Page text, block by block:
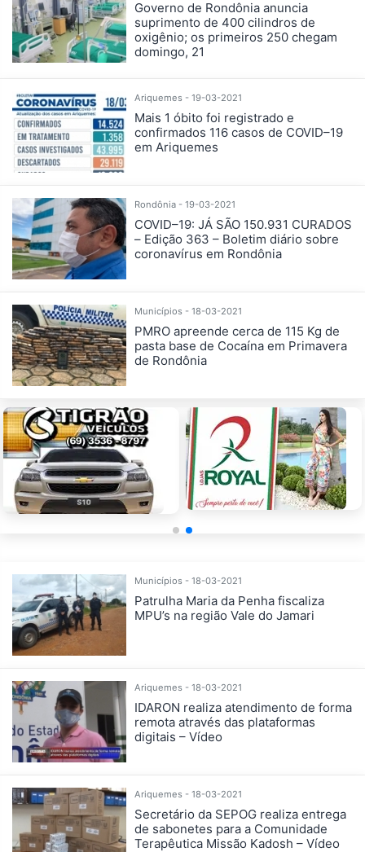
Governo de Rondônia anuncia
suprimento de 400 cilindros de
oxigênio; os primeiros 250 chegam
domingo, 21
Ariquemes - 19-03-2021
Mais 1 óbito foi registrado e
confirmados 116 casos de COVID–19
em Ariquemes
Rondônia - 19-03-2021
COVID–19: JÁ SÃO 150.931 CURADOS
– Edição 363 – Boletim diário sobre
coronavírus em Rondônia
Municípios - 18-03-2021
PMRO apreende cerca de 115 Kg de
pasta base de Cocaína em Primavera
de Rondônia
Municípios - 18-03-2021
Patrulha Maria da Penha fiscaliza
MPU’s na região Vale do Jamari
Ariquemes - 18-03-2021
IDARON realiza atendimento de forma
remota através das plataformas
digitais – Vídeo
Ariquemes - 18-03-2021
Secretário da SEPOG realiza entrega
de sabonetes para a Comunidade
Terapêutica Missão Kadosh – Vídeo